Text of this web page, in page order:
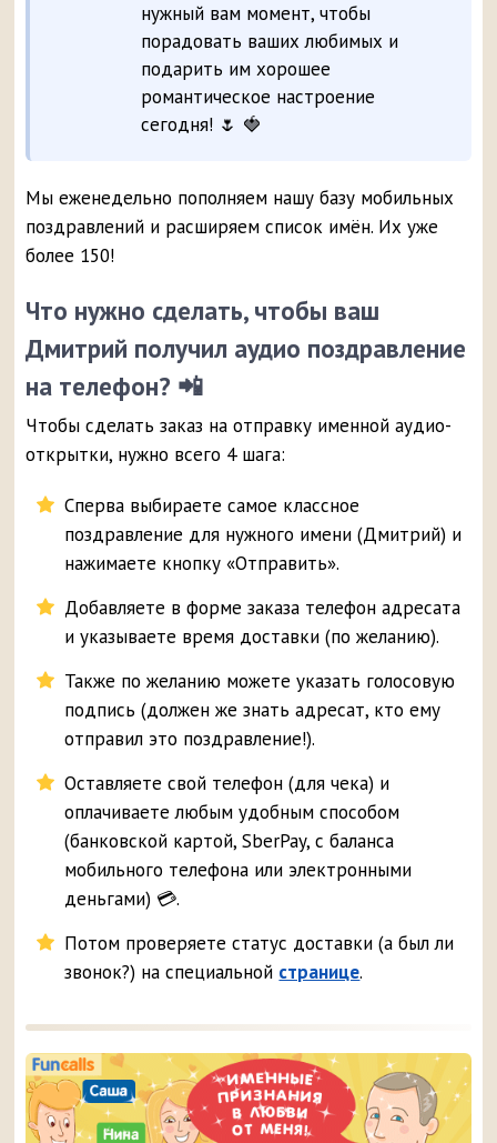
нужный вам момент, чтобы
порадовать ваших любимых и
подарить им хорошее
романтическое настроение
сегодня! 🌷 🍓
Мы еженедельно пополняем нашу базу мобильных
поздравлений и расширяем список имён. Их уже
более 150!
Что нужно сделать, чтобы ваш
Дмитрий получил аудио поздравление
на телефон? 📲
Чтобы сделать заказ на отправку именной аудио-
открытки, нужно всего 4 шага:
Сперва выбираете самое классное
поздравление для нужного имени (Дмитрий) и
нажимаете кнопку «Отправить».
Добавляете в форме заказа телефон адресата
и указываете время доставки (по желанию).
Также по желанию можете указать голосовую
подпись (должен же знать адресат, кто ему
отправил это поздравление!).
Оставляете свой телефон (для чека) и
оплачиваете любым удобным способом
(банковской картой, SberPay, с баланса
мобильного телефона или электронными
деньгами) 💳.
Потом проверяете статус доставки (а был ли
звонок?) на специальной странице.